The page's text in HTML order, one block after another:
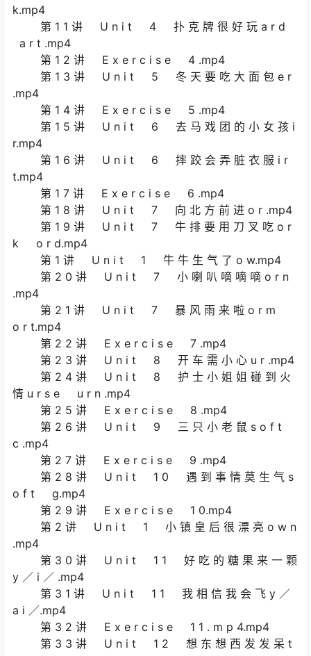
k.mp4
第 1 1 讲 U n i t 4 扑 克 牌 很 好 玩 a r d
a r t .mp4
第 1 2 讲 E x e r c i s e 4 .mp4
第 1 3 讲 U n i t 5 冬 天 要 吃 大 面 包 e r
.mp4
第 1 4 讲 E x e r c i s e 5 .mp4
第 1 5 讲 U n i t 6 去 马 戏 团 的 小 女 孩 i
r.mp4
第 1 6 讲 U n i t 6 摔 跤 会 弄 脏 衣 服 i r
t.mp4
第 1 7 讲 E x e r c i s e 6 .mp4
第 1 8 讲 U n i t 7 向 北 方 前 进 o r .mp4
第 1 9 讲 U n i t 7 牛 排 要 用 刀 叉 吃 o r
k o r d.mp4
第 1 讲 U n i t 1 牛 牛 生 气 了 o w.mp4
第 2 0 讲 U n i t 7 小 喇 叭 嘀 嘀 嘀 o r n
.mp4
第 2 1 讲 U n i t 7 暴 风 雨 来 啦 o r m
o r t.mp4
第 2 2 讲 E x e r c i s e 7 .mp4
第 2 3 讲 U n i t 8 开 车 需 小 心 u r .mp4
第 2 4 讲 U n i t 8 护 士 小 姐 姐 碰 到 火
情 u r s e u r n .mp4
第 2 5 讲 E x e r c i s e 8 .mp4
第 2 6 讲 U n i t 9 三 只 小 老 鼠 s o f t
c .mp4
第 2 7 讲 E x e r c i s e 9 .mp4
第 2 8 讲 U n i t 1 0 遇 到 事 情 莫 生 气 s
o f t g.mp4
第 2 9 讲 E x e r c i s e 1 0.mp4
第 2 讲 U n i t 1 小 镇 皇 后 很 漂 亮 o w n
.mp4
第 3 0 讲 U n i t 1 1 好 吃 的 糖 果 来 一 颗
y ／ i ／ .mp4
第 3 1 讲 U n i t 1 1 我 相 信 我 会 飞 y ／
a i ／.mp4
第 3 2 讲 E x e r c i s e 1 1 . m p 4.mp4
第 3 3 讲 U n i t 1 2 想 东 想 西 发 发 呆 t